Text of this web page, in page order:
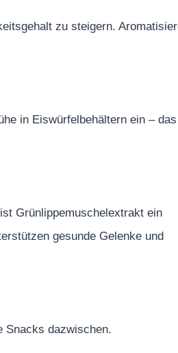
zu steigern.
in Eiswürfelbehältern ein – das
Grünlippemuschelextrakt ein
gesunde Gelenke und
Snacks dazwischen.